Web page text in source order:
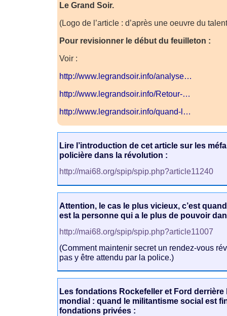
Le Grand Soir.
(Logo de l’article : d’après une oeuvre du
Pour revisionner le début du feuilleton :
Voir :
http://www.legrandsoir.info/analyse…
http://www.legrandsoir.info/Retour-…
http://www.legrandsoir.info/quand-l…
Lire l’introduction de cet article sur les
policière dans la révolution :
http://mai68.org/spip/spip.php?article11240
Attention, le cas le plus vicieux, c’est
est la personne qui a le plus de pouvoir
http://mai68.org/spip/spip.php?article11007
(Comment maintenir secret un rendez-vous
pas y être attendu par la police.)
Les fondations Rockefeller et Ford derrière
mondial : quand le militantisme social est
fondations privées :